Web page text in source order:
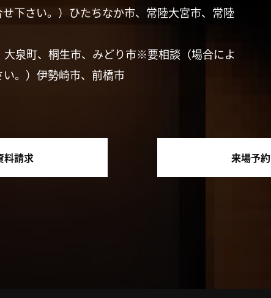
下さい。）ひたちなか市、常陸大宮市、常陸
泉町、桐生市、みどり市※要相談（場合によ
。）伊勢崎市、前橋市
料請求 来場予約